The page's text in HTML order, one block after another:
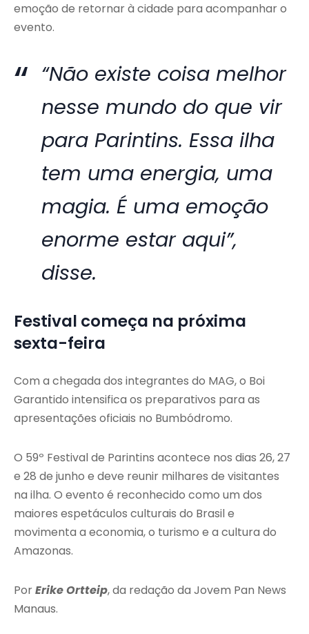
emoção de retornar à cidade para acompanhar o
evento.
“Não existe coisa melhor
nesse mundo do que vir
para Parintins. Essa ilha
tem uma energia, uma
magia. É uma emoção
enorme estar aqui”,
disse.
Festival começa na próxima
sexta-feira
Com a chegada dos integrantes do MAG, o Boi
Garantido intensifica os preparativos para as
apresentações oficiais no Bumbódromo.
O 59º Festival de Parintins acontece nos dias 26, 27
e 28 de junho e deve reunir milhares de visitantes
na ilha. O evento é reconhecido como um dos
maiores espetáculos culturais do Brasil e
movimenta a economia, o turismo e a cultura do
Amazonas.
PorErike Ortteip, da redação da Jovem Pan News
Manaus.